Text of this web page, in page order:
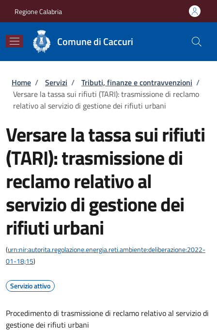
Regione Calabria
Comune di Caccuri
Briciole di pane
Home / Servizi / Tributi, finanze e contravvenzioni /
Versare la tassa sui rifiuti (TARI): trasmissione di reclamo
relativo al servizio di gestione dei rifiuti urbani
Versare la tassa sui rifiuti
(TARI): trasmissione di
reclamo relativo al
servizio di gestione dei
rifiuti urbani
(urn:nir:autorita.regolazione.energia.reti.ambiente:deliberazione:2022-
01-18;15)
Servizio attivo
Procedimento di trasmissione di reclamo relativo al servizio di
gestione dei rifiuti urbani